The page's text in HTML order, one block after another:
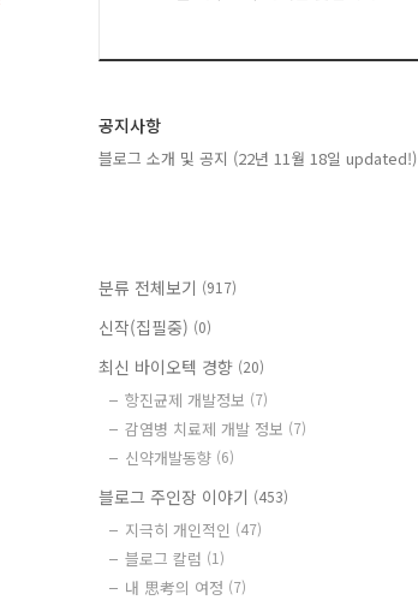
공지사항
블로그 소개 및 공지 (22년 11월 18일 updated!)
분류 전체보기 (917)
신작(집필중) (0)
최신 바이오텍 경향 (20)
항진균제 개발정보 (7)
감염병 치료제 개발 정보 (7)
신약개발동향 (6)
블로그 주인장 이야기 (453)
지극히 개인적인 (47)
블로그 칼럼 (1)
내 思考의 여정 (7)